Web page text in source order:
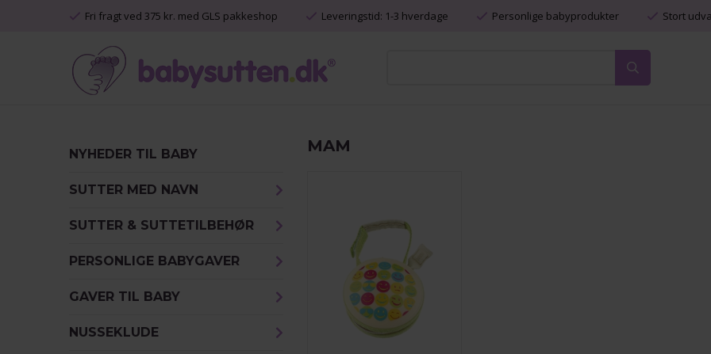
Fri fragt ved 375 kr. med GLS pakkeshop Leveringstid: 1-3 hverdage Personlige babyprodukter Stort
NYHEDER TIL BABY
SUTTER MED NAVN
SUTTER & SUTTETILBEHØR
PERSONLIGE BABYGAVER
GAVER TIL BABY
NUSSEKLUDE
MAM